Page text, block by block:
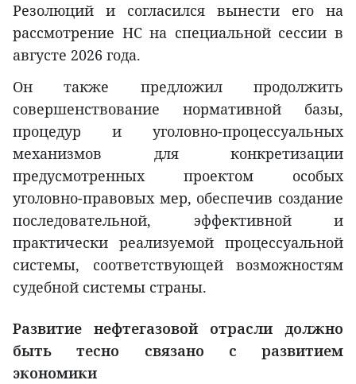
Резолюций и согласился вынести его на
рассмотрение НС на специальной сессии в
августе 2026 года.
Он также предложил продолжить
совершенствование нормативной базы,
процедур и уголовно-процессуальных
механизмов для конкретизации
предусмотренных проектом особых
уголовно-правовых мер, обеспечив создание
последовательной, эффективной и
практически реализуемой процессуальной
системы, соответствующей возможностям
судебной системы страны.
Развитие нефтегазовой отрасли должно
быть тесно связано с развитием
экономики